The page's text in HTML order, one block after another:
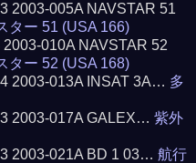
2003-005A NAVSTAR 51
ター 51 (USA 166)
010A NAVSTAR 52
ター 52 (USA 168)
2003-013A INSAT 3A… 多
2003-017A GALEX…紫外
2003-021A BD 1 03…航行